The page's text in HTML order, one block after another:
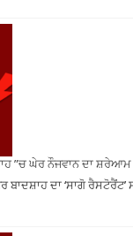
”ਚ ਘੇਰ ਨੌਜਵਾਨ ਦਾ
ਬਾਦਸ਼ਾਹ ਦਾ ‘ਸਾਗੋ